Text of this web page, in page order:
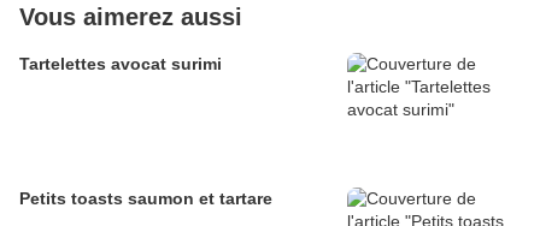
Vous aimerez aussi
Tartelettes avocat surimi
Petits toasts saumon et tartare